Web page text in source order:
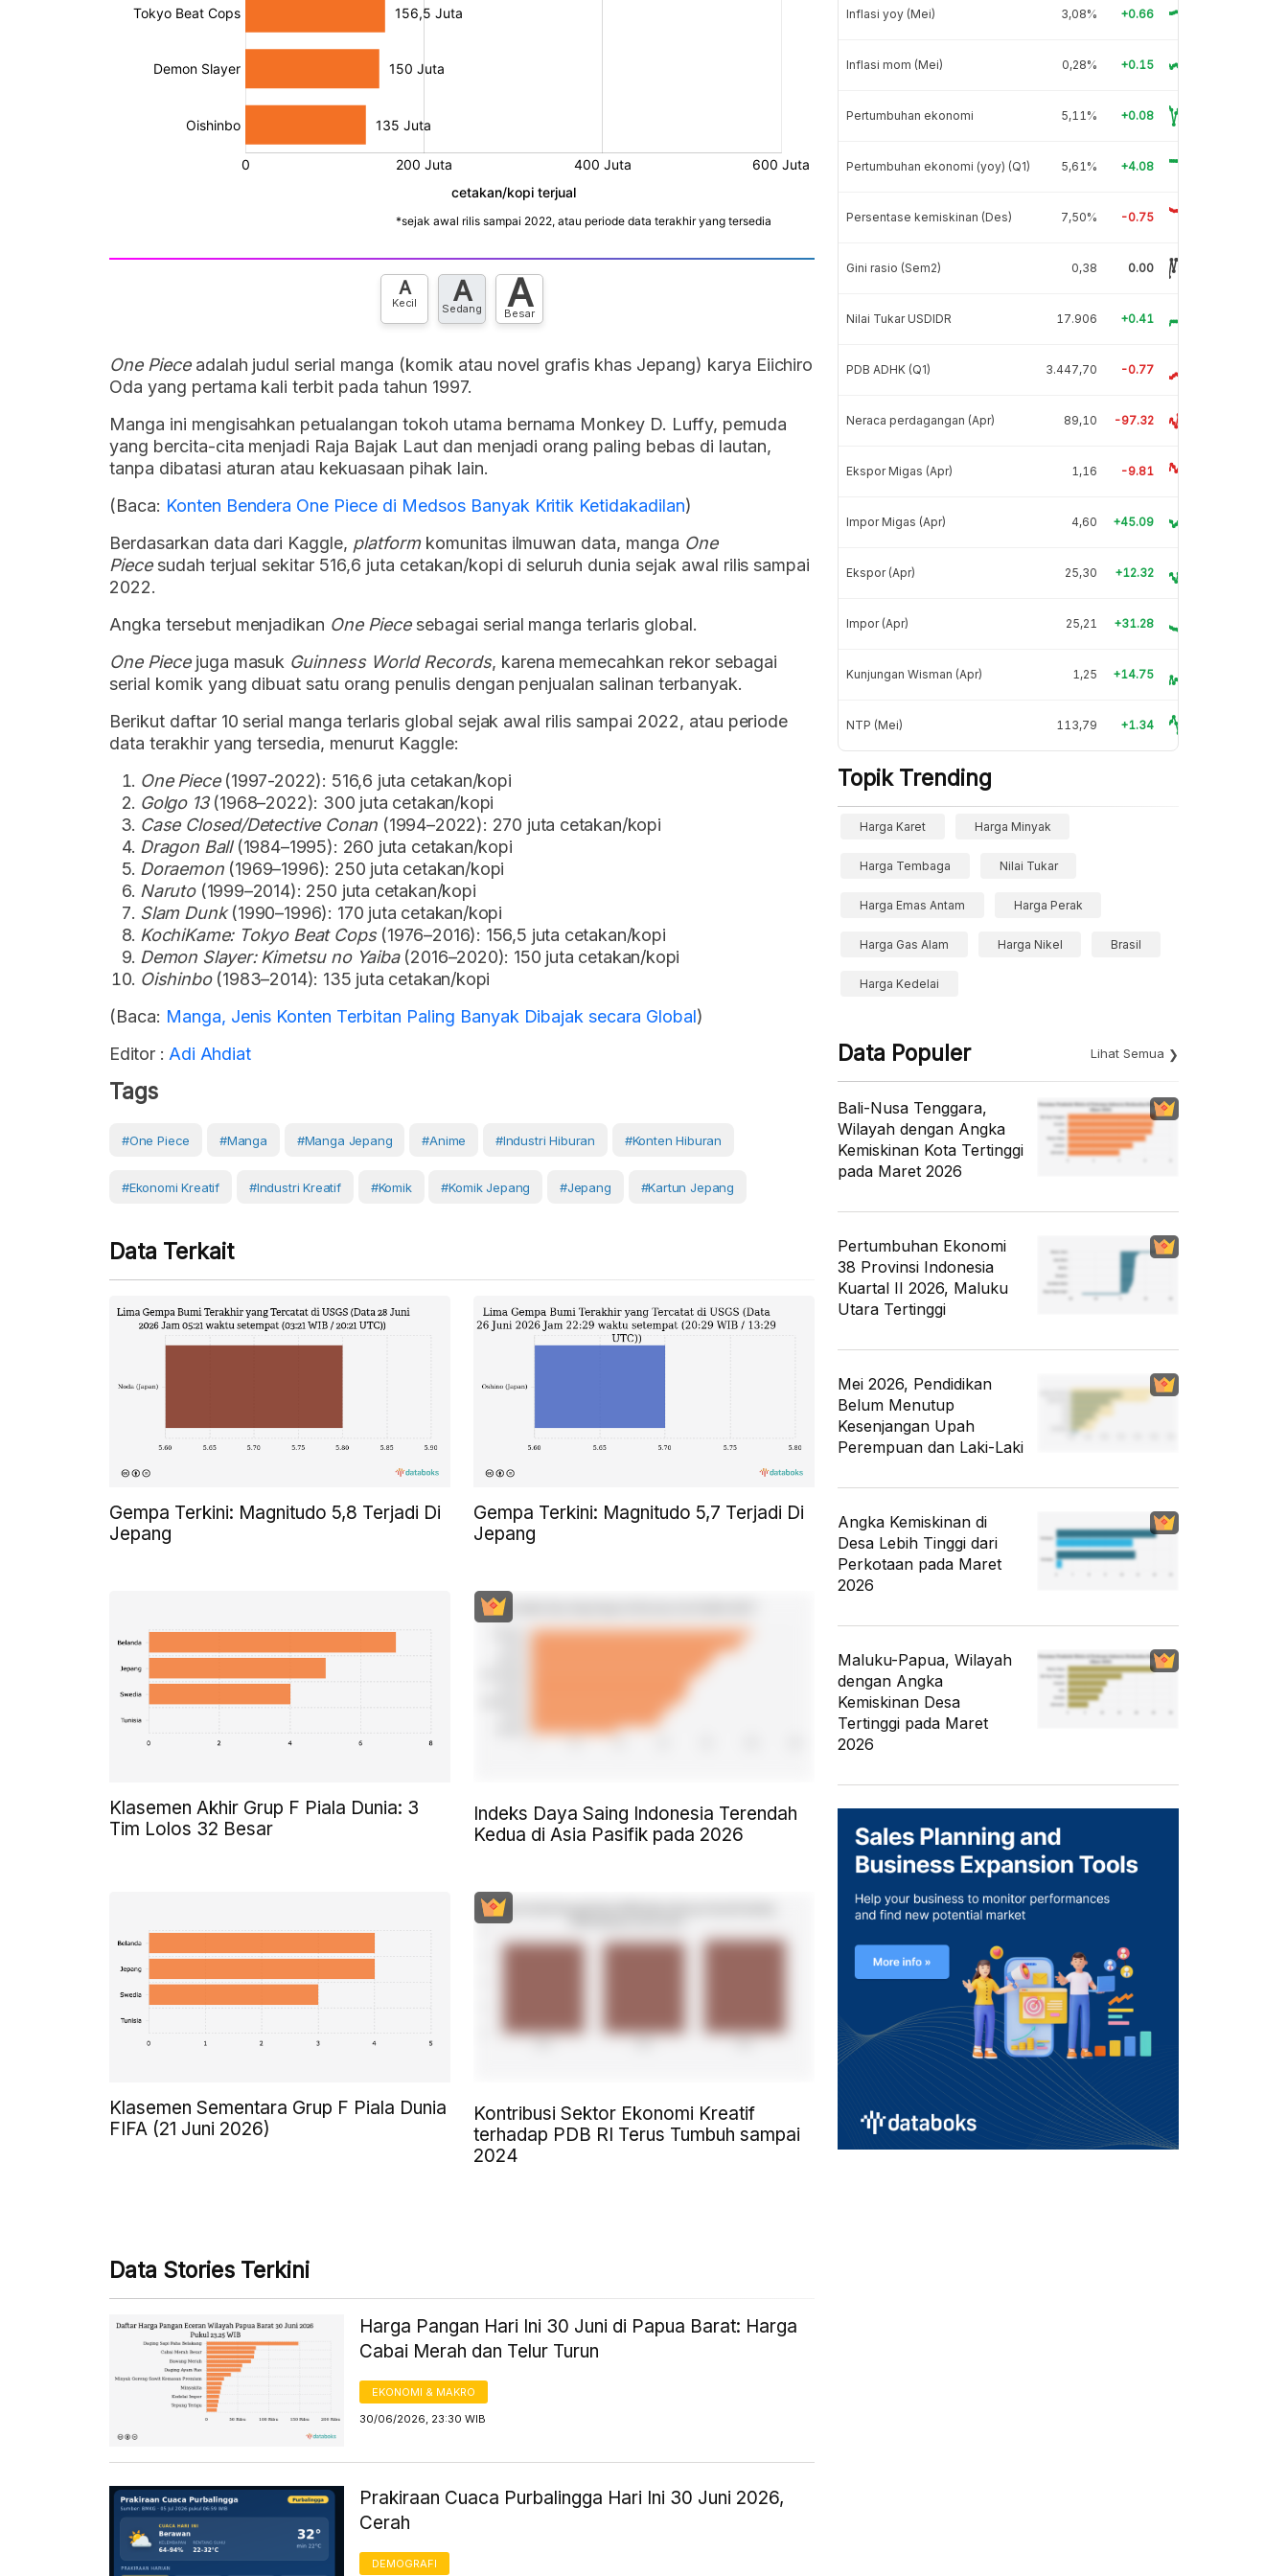
A
Kecil A
Sedang A
Besar
One Pieceadalah judul serial manga (komik atau novel grafis khas Jepang) karya Eiichiro
Oda yang pertama kali terbit pada tahun 1997.
Manga ini mengisahkan petualangan tokoh utama bernama Monkey D. Luffy, pemuda
yang bercita-cita menjadi Raja Bajak Laut dan menjadi orang paling bebas di lautan,
tanpa dibatasi aturan atau kekuasaan pihak lain.
(Baca: Konten Bendera One Piece di Medsos Banyak Kritik Ketidakadilan)
Berdasarkan data dari Kaggle, platform komunitas ilmuwan data, manga One
Piecesudah terjual sekitar 516,6 juta cetakan/kopi di seluruh dunia sejak awal rilis sampai
2022.
Angka tersebut menjadikan One Piecesebagai serial manga terlaris global.
One Piecejuga masuk Guinness World Records, karena memecahkan rekor sebagai
serial komik yang dibuat satu orang penulis dengan penjualan salinan terbanyak.
Berikut daftar 10 serial manga terlaris global sejak awal rilis sampai 2022, atau periode
data terakhir yang tersedia, menurut Kaggle:
One Piece(1997-2022): 516,6 juta cetakan/kopi
Golgo 13(1968–2022): 300 juta cetakan/kopi
Case Closed/Detective Conan (1994–2022): 270 juta cetakan/kopi
Dragon Ball(1984–1995): 260 juta cetakan/kopi
Doraemon(1969–1996): 250 juta cetakan/kopi
Naruto(1999–2014): 250 juta cetakan/kopi
Slam Dunk(1990–1996): 170 juta cetakan/kopi
KochiKame: Tokyo Beat Cops(1976–2016): 156,5 juta cetakan/kopi
Demon Slayer: Kimetsu no Yaiba(2016–2020): 150 juta cetakan/kopi
Oishinbo(1983–2014): 135 juta cetakan/kopi
(Baca: Manga, Jenis Konten Terbitan Paling Banyak Dibajak secara Global)
Editor : Adi Ahdiat
Tags
#One Piece #manga #manga Jepang #anime #Industri Hiburan #konten Hiburan
#Ekonomi Kreatif #industri Kreatif #komik #Komik Jepang #Jepang #kartun Jepang
Data Terkait
Gempa Terkini: Magnitudo 5,8 Terjadi Di
Jepang
Gempa Terkini: Magnitudo 5,7 Terjadi Di
Jepang
Klasemen Akhir Grup F Piala Dunia: 3
Tim Lolos 32 Besar
Indeks Daya Saing Indonesia Terendah
Kedua di Asia Pasifik pada 2026
Klasemen Sementara Grup F Piala Dunia
FIFA (21 Juni 2026)
Kontribusi Sektor Ekonomi Kreatif
terhadap PDB RI Terus Tumbuh sampai
2024
Data Stories Terkini
Harga Pangan Hari Ini 30 Juni di Papua Barat: Harga
Cabai Merah dan Telur Turun
EKONOMI & MAKRO
30/06/2026, 23:30 WIB
Prakiraan Cuaca Purbalingga Hari Ini 30 Juni 2026,
Cerah
DEMOGRAFI
Inflasi yoy (Mei) 3,08% +0.66
Inflasi mom (Mei) 0,28% +0.15
Pertumbuhan ekonomi 5,11% +0.08
Pertumbuhan ekonomi (yoy) (Q1) 5,61% +4.08
Persentase kemiskinan (Des) 7,50% -0.75
Gini rasio (Sem2) 0,38 0.00
Nilai Tukar USDIDR 17.906 +0.41
PDB ADHK (Q1) 3.447,70 -0.77
Neraca perdagangan (Apr) 89,10 -97.32
Ekspor Migas (Apr) 1,16 -9.81
Impor Migas (Apr) 4,60 +45.09
Ekspor (Apr) 25,30 +12.32
Impor (Apr) 25,21 +31.28
Kunjungan Wisman (Apr) 1,25 +14.75
NTP (Mei) 113,79 +1.34
Topik Trending
Harga Karet Harga Minyak
Harga Tembaga Nilai Tukar
Harga Emas Antam Harga Perak
Harga Gas Alam Harga Nikel Brasil
Harga Kedelai
Data Populer Lihat Semua
Bali-Nusa Tenggara,
Wilayah dengan Angka
Kemiskinan Kota Tertinggi
pada Maret 2026
Pertumbuhan Ekonomi
38 Provinsi Indonesia
Kuartal II 2026, Maluku
Utara Tertinggi
Mei 2026, Pendidikan
Belum Menutup
Kesenjangan Upah
Perempuan dan Laki-Laki
Angka Kemiskinan di
Desa Lebih Tinggi dari
Perkotaan pada Maret
2026
Maluku-Papua, Wilayah
dengan Angka
Kemiskinan Desa
Tertinggi pada Maret
2026